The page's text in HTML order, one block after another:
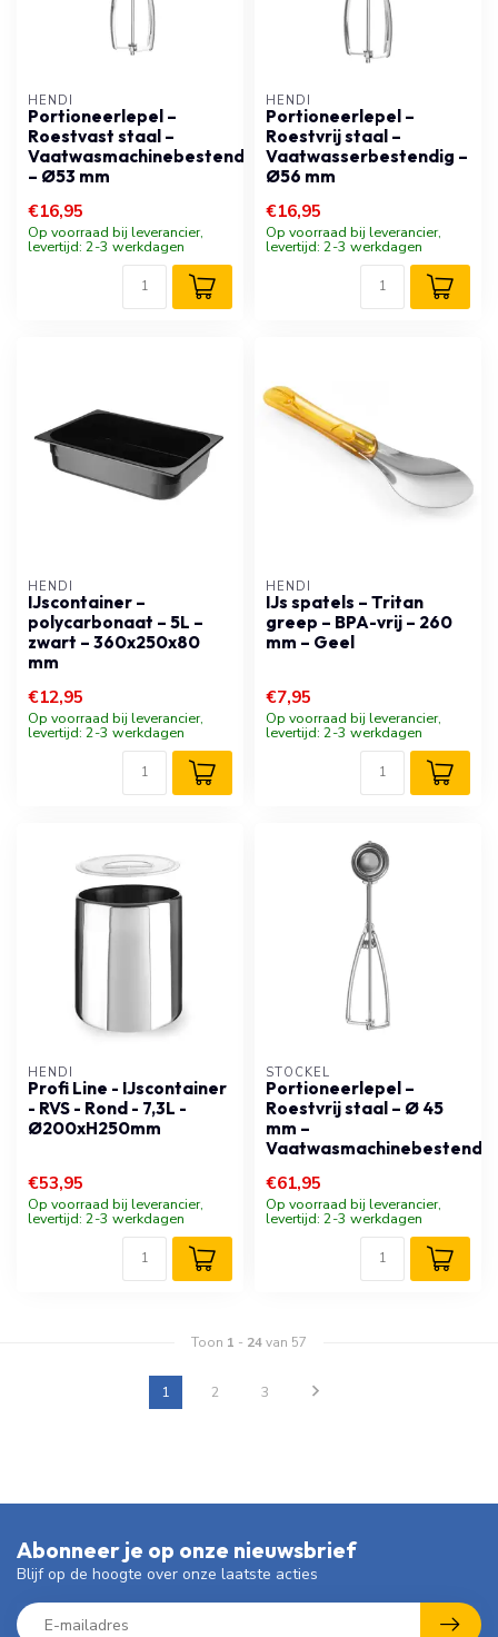
HENDI
Portioneerlepel –
Roestvast staal –
Vaatwasmachinebestendig
– Ø53 mm
€16,95
Op voorraad bij leverancier,
levertijd: 2-3 werkdagen
HENDI
Portioneerlepel –
Roestvrij staal –
Vaatwasserbestendig –
Ø56 mm
€16,95
Op voorraad bij leverancier,
levertijd: 2-3 werkdagen
HENDI
IJscontainer –
polycarbonaat – 5L –
zwart – 360x250x80
mm
€12,95
Op voorraad bij leverancier,
levertijd: 2-3 werkdagen
HENDI
IJs spatels – Tritan
greep – BPA-vrij – 260
mm – Geel
€7,95
Op voorraad bij leverancier,
levertijd: 2-3 werkdagen
HENDI
Profi Line - IJscontainer
- RVS - Rond - 7,3L -
Ø200xH250mm
€53,95
Op voorraad bij leverancier,
levertijd: 2-3 werkdagen
STÖCKEL
Portioneerlepel –
Roestvrij staal – Ø 45
mm –
Vaatwasmachinebestendig
€61,95
Op voorraad bij leverancier,
levertijd: 2-3 werkdagen
Toon 1 - 24van 57
1 2 3
Abonneer je op onze nieuwsbrief
Blijf op de hoogte over onze laatste acties